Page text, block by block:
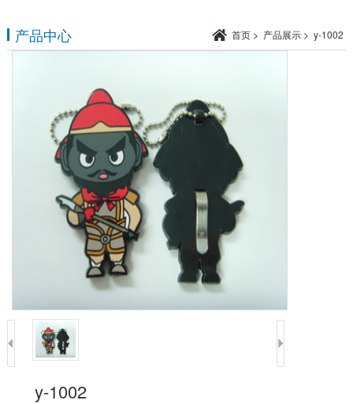
产品中心 首页 > 产品展示 > y-1002
y-1002